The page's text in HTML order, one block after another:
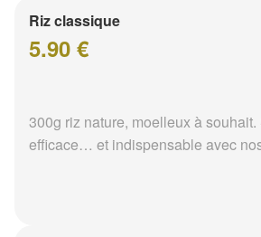
Riz classique
5.90 €
300g riz nature, moelleux à souhait.
efficace… et indispensable avec